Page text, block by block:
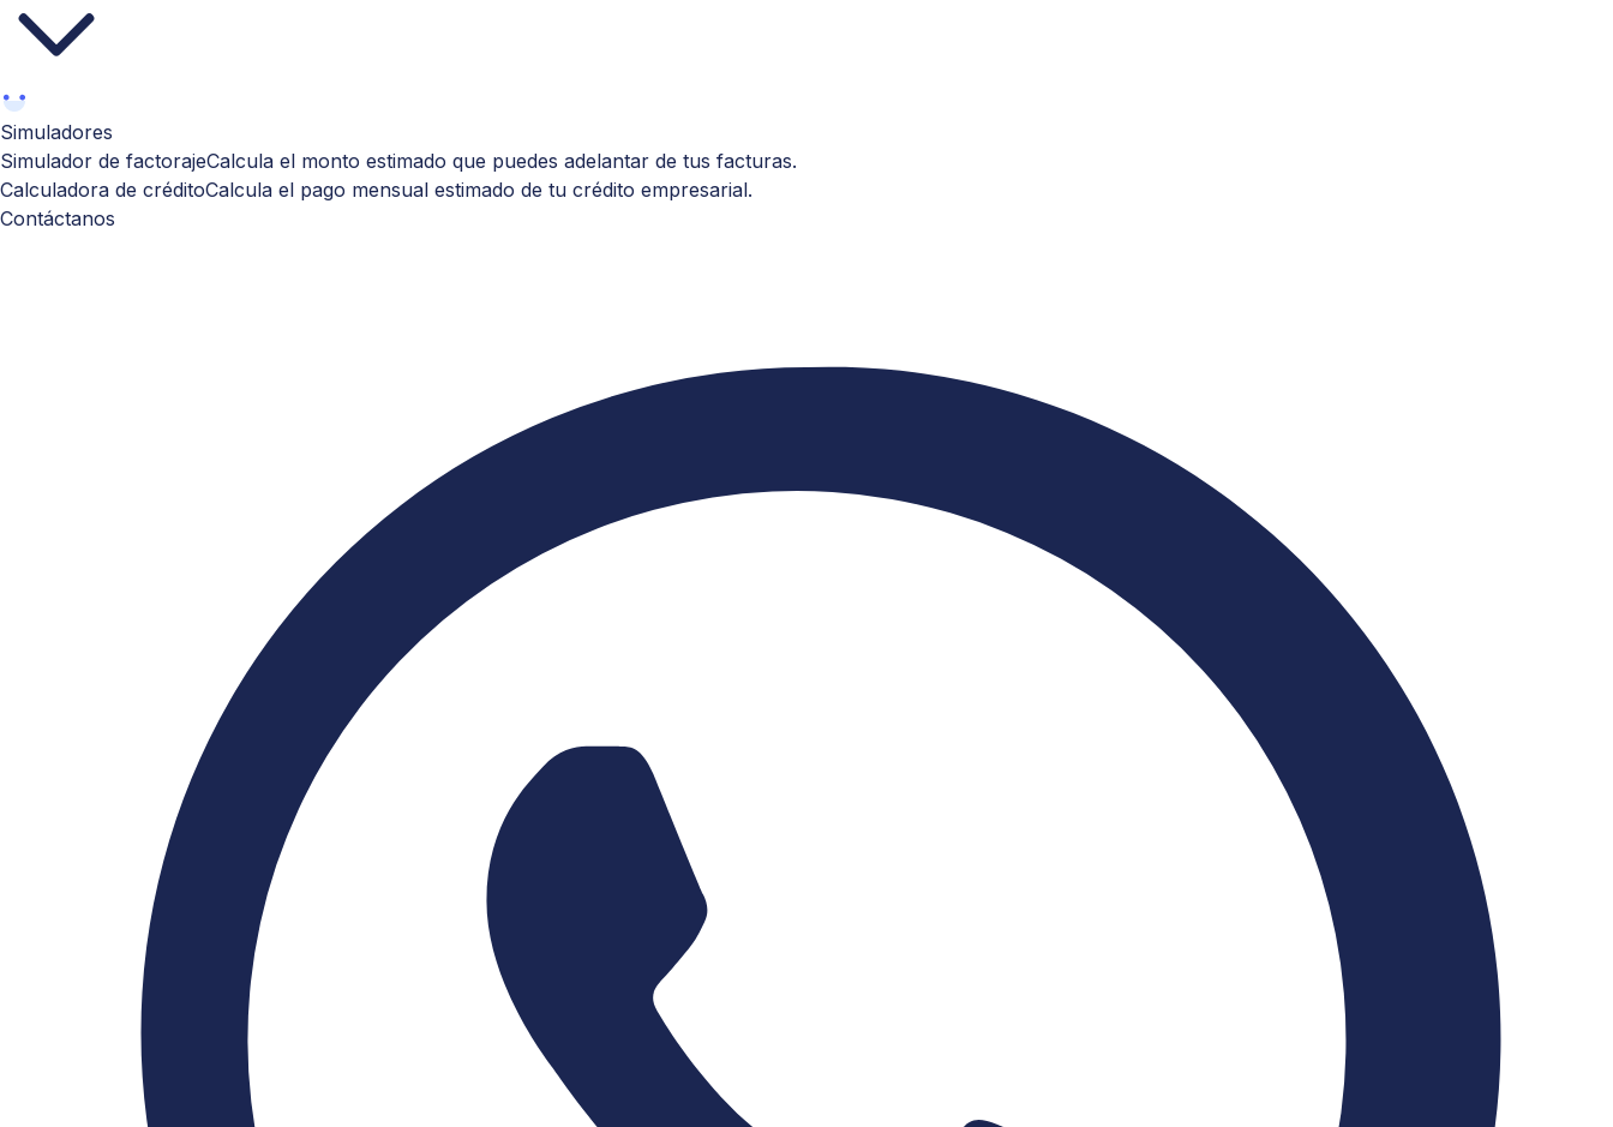
Simuladores
Simulador de factorajeCalcula el monto estimado que puedes adelantar de tus facturas.
Calculadora de créditoCalcula el pago mensual estimado de tu crédito empresarial.
Contáctanos